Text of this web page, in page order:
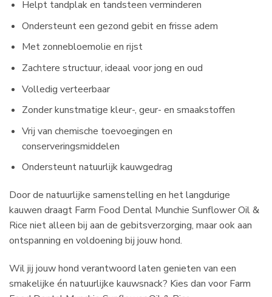
Helpt tandplak en tandsteen verminderen
Ondersteunt een gezond gebit en frisse adem
Met zonnebloemolie en rijst
Zachtere structuur, ideaal voor jong en oud
Volledig verteerbaar
Zonder kunstmatige kleur-, geur- en smaakstoffen
Vrij van chemische toevoegingen en
conserveringsmiddelen
Ondersteunt natuurlijk kauwgedrag
Door de natuurlijke samenstelling en het langdurige
kauwen draagt Farm Food Dental Munchie Sunflower Oil &
Rice niet alleen bij aan de gebitsverzorging, maar ook aan
ontspanning en voldoening bij jouw hond.
Wil jij jouw hond verantwoord laten genieten van een
smakelijke én natuurlijke kauwsnack? Kies dan voor Farm